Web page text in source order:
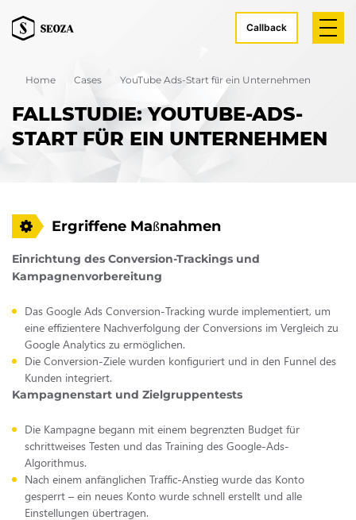
Callback
Home Cases YouTube Ads-Start für ein Unternehmen
FALLSTUDIE: YOUTUBE-ADS-
START FÜR EIN UNTERNEHMEN
Ergriffene Maßnahmen
Einrichtung des Conversion-Trackings und
Kampagnenvorbereitung
Das Google Ads Conversion-Tracking wurde implementiert, um
eine effizientere Nachverfolgung der Conversions im Vergleich zu
Google Analytics zu ermöglichen.
Die Conversion-Ziele wurden konfiguriert und in den Funnel des
Kunden integriert.
Kampagnenstart und Zielgruppentests
Die Kampagne begann mit einem begrenzten Budget für
schrittweises Testen und das Training des Google-Ads-
Algorithmus.
Nach einem anfänglichen Traffic-Anstieg wurde das Konto
gesperrt – ein neues Konto wurde schnell erstellt und alle
Einstellungen übertragen.